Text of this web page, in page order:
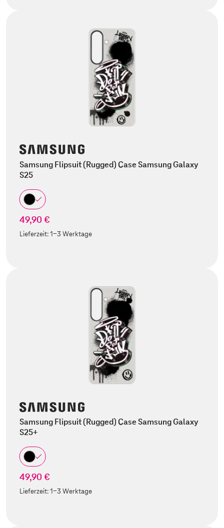
Samsung Flipsuit (Rugged) Case Samsung Galaxy
S25
49,90 €
Lieferzeit:1-3 Werktage
Samsung Flipsuit (Rugged) Case Samsung Galaxy
S25+
49,90 €
Lieferzeit:1-3 Werktage